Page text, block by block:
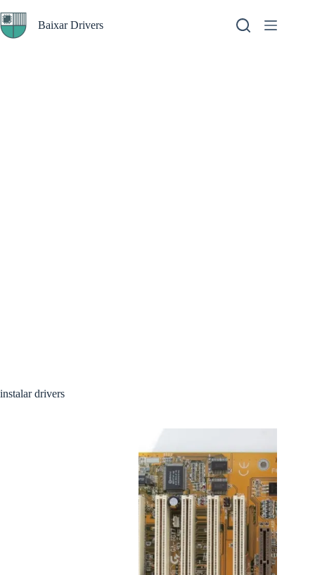
para
o
Baixar Drivers
instalar drivers